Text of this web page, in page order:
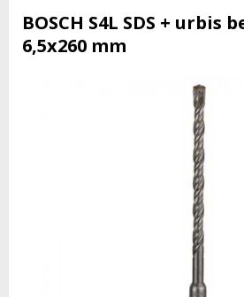
BOSCH S4L SDS + urbis
6,5x260 mm